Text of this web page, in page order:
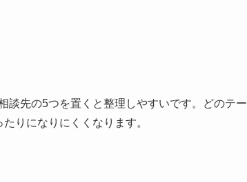
談先の5つを置くと整理しやすいです。どのテー
りになりにくくなります。